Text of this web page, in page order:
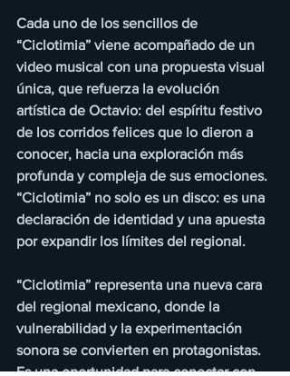
Cada uno de los sencillos de
“Ciclotimia” viene acompañado de un
video musical con una propuesta visual
única, que refuerza la evolución
artística de Octavio: del espíritu festivo
de los corridos felices que lo dieron a
conocer, hacia una exploración más
profunda y compleja de sus emociones.
“Ciclotimia” no solo es un disco: es una
declaración de identidad y una apuesta
por expandir los límites del regional.
“Ciclotimia” representa una nueva cara
del regional mexicano, donde la
vulnerabilidad y la experimentación
sonora se convierten en protagonistas.
Es una oportunidad para conectar con